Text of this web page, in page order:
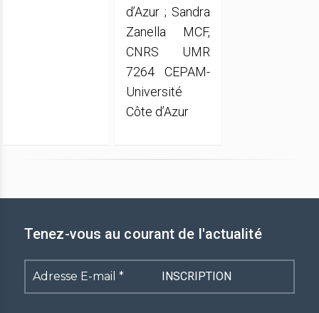
d’Azur ; Sandra
Zanella MCF,
CNRS UMR
7264 CEPAM-
Université
Côte d’Azur
Tenez-vous au courant de l'actualité
Adresse
E-